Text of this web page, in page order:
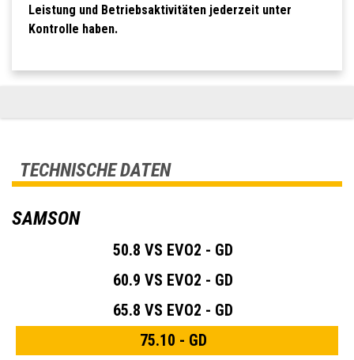
Leistung und Betriebsaktivitäten jederzeit unter
Kontrolle haben.
TECHNISCHE DATEN
SAMSON
50.8 VS EVO2 - GD
60.9 VS EVO2 - GD
65.8 VS EVO2 - GD
75.10 - GD